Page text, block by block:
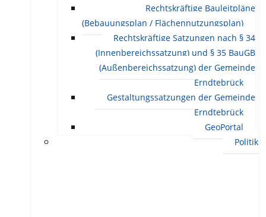
Rechtskräftige Bauleitpläne
(Bebauungsplan / Flächennutzungsplan)
Rechtskräftige Satzungen nach § 34
(Innenbereichssatzung) und § 35 BauGB
(Außenbereichssatzung) der Gemeinde
Erndtebrück
Gestaltungssatzungen der Gemeinde
Erndtebrück
GeoPortal
Politik